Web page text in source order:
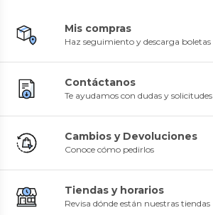
Mis compras
Haz seguimiento y descarga boletas
Contáctanos
Te ayudamos con dudas y solicitudes
Cambios y Devoluciones
Conoce cómo pedirlos
Tiendas y horarios
Revisa dónde están nuestras tiendas